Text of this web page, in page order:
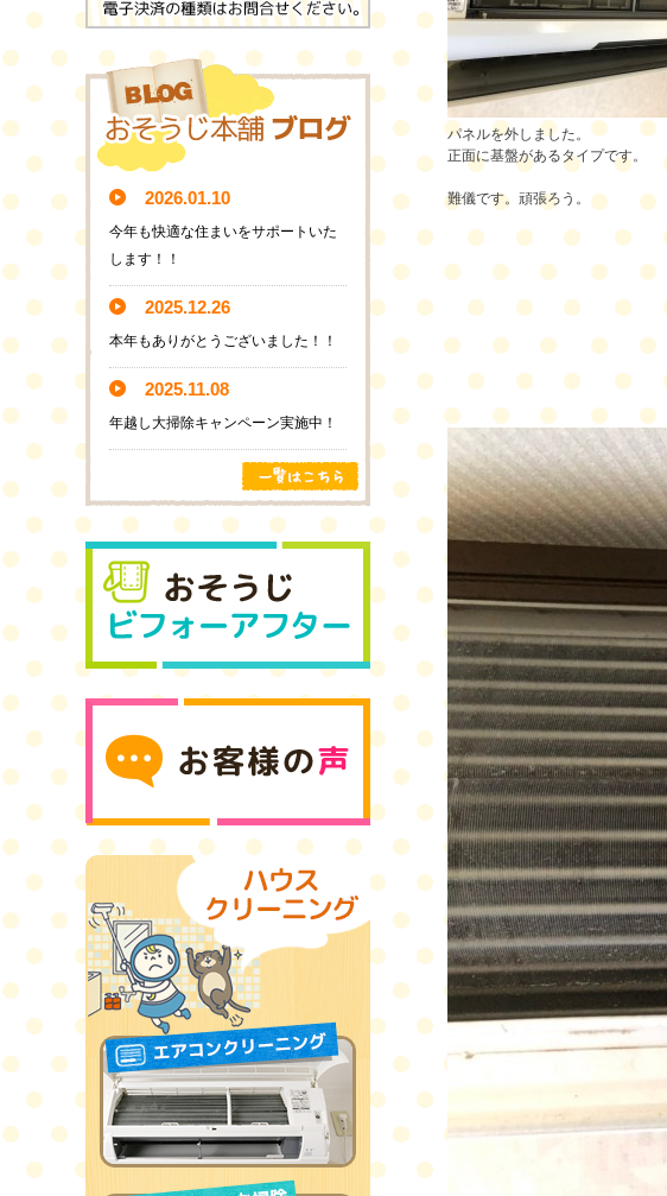
パネルを外しました。
正面に基盤があるタイプです。
難儀です。頑張ろう。
2026.01.10
今年も快適な住まいをサポートいた
します！！
2025.12.26
本年もありがとうございました！！
2025.11.08
年越し大掃除キャンペーン実施中！